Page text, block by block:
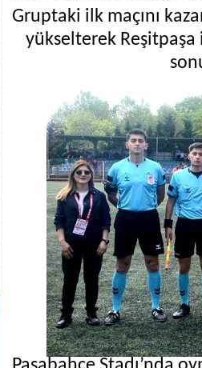
Gruptaki ilk maçını
yükselterek Reşitpaşa